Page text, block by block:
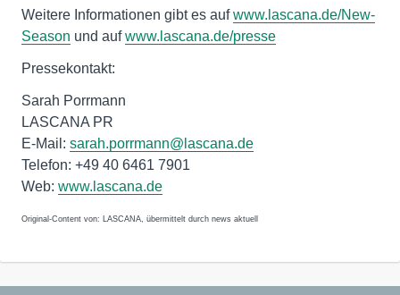
Weitere Informationen gibt es aufwww.lascana.de/New-
Season und aufwww.lascana.de/presse
Pressekontakt:
Sarah Porrmann
LASCANA PR
E-Mail: sarah.porrmann@lascana.de
Telefon: +49 40 6461 7901
Web: www.lascana.de
Original-Content von: LASCANA, übermittelt durch news aktuell